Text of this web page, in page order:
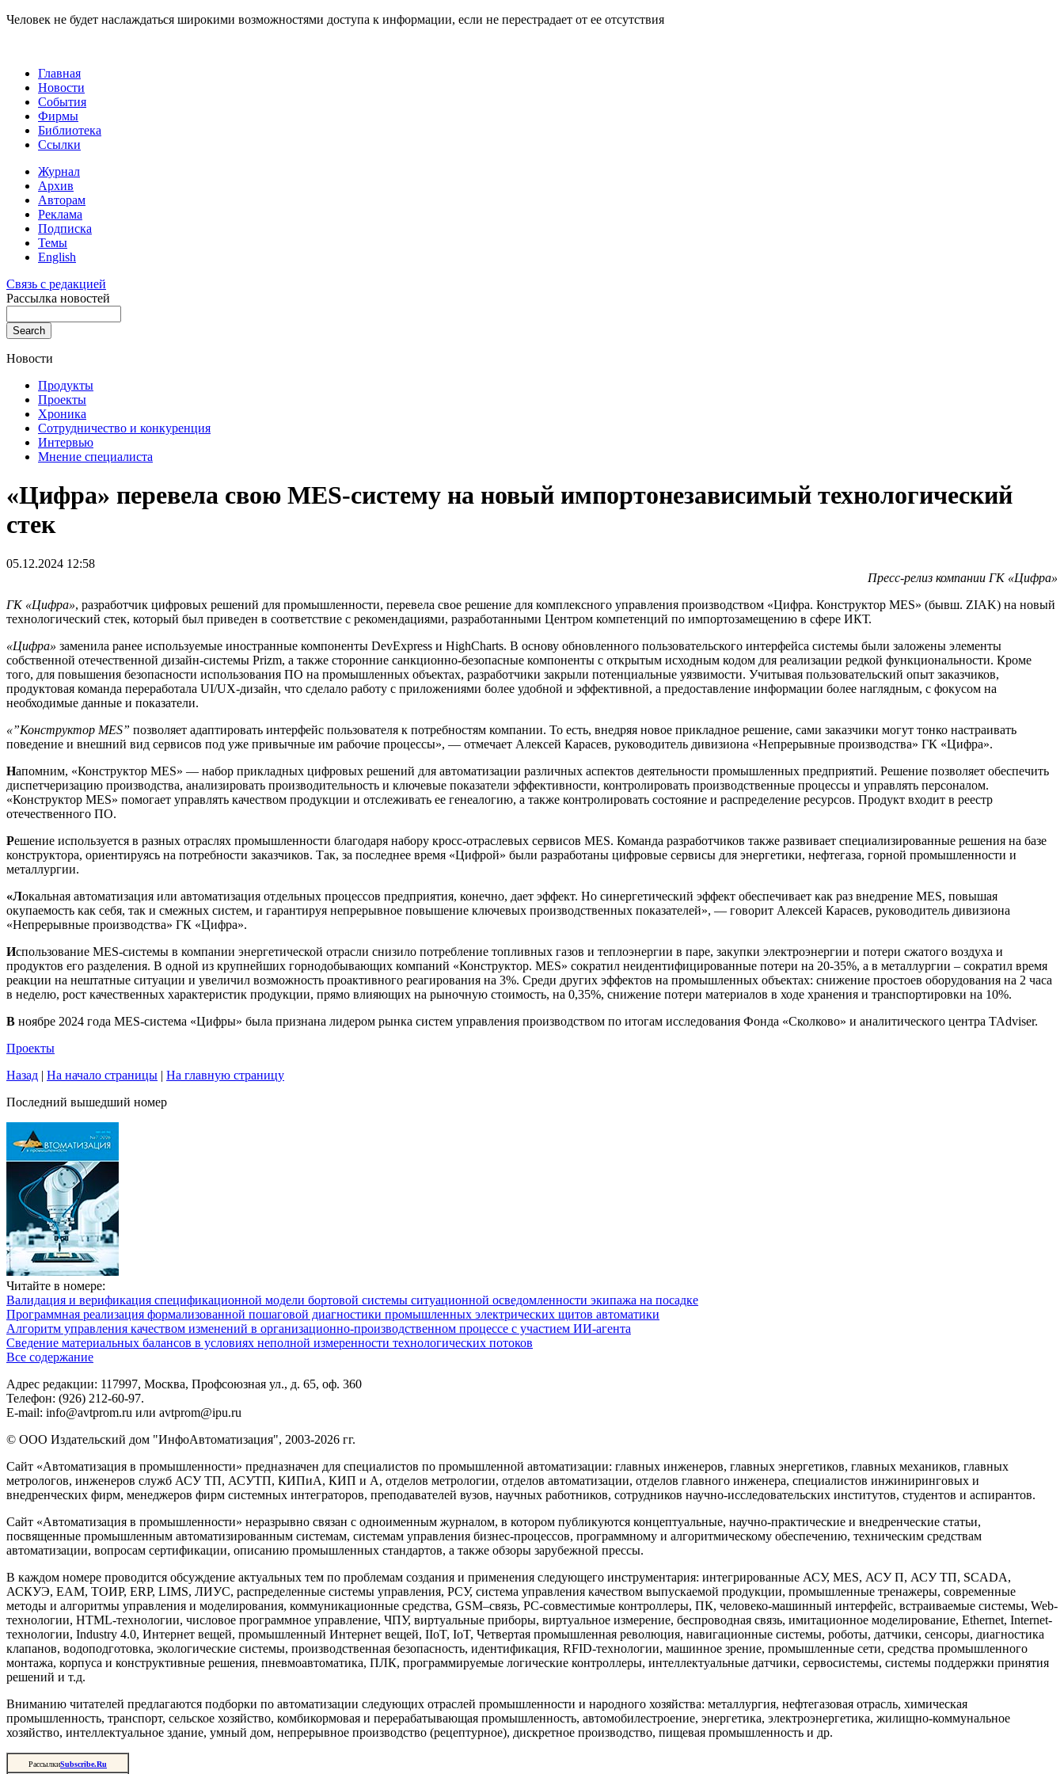
Человек не будет наслаждаться широкими возможностями доступа к информации, если не перестрадает от ее отсутствия
Главная
Новости
События
Фирмы
Библиотека
Ссылки
Журнал
Архив
Авторам
Реклама
Подписка
Темы
English
Связь с редакцией
Рассылка новостей
Новости
Продукты
Проекты
Хроника
Сотрудничество и конкуренция
Интервью
Мнение специалиста
«Цифра» перевела свою MES-систему на новый импортонезависимый технологический
стек
05.12.2024 12:58
Пресс-релиз компании ГК «Цифра»
ГК «Цифра», разработчик цифровых решений для промышленности, перевела свое решение для комплексного управления производством «Цифра. Конструктор MES» (бывш. ZIAK) на новый
технологический стек, который был приведен в соответствие с рекомендациями, разработанными Центром компетенций по импортозамещению в сфере ИКТ.
«Цифра» заменила ранее используемые иностранные компоненты DevExpress и HighCharts. В основу обновленного пользовательского интерфейса системы были заложены элементы
собственной отечественной дизайн-системы Prizm, а также сторонние санкционно-безопасные компоненты с открытым исходным кодом для реализации редкой функциональности. Кроме
того, для повышения безопасности использования ПО на промышленных объектах, разработчики закрыли потенциальные уязвимости. Учитывая пользовательский опыт заказчиков,
продуктовая команда переработала UI/UX-дизайн, что сделало работу с приложениями более удобной и эффективной, а предоставление информации более наглядным, с фокусом на
необходимые данные и показатели.
«”Конструктор MES” позволяет адаптировать интерфейс пользователя к потребностям компании. То есть, внедряя новое прикладное решение, сами заказчики могут тонко настраивать
поведение и внешний вид сервисов под уже привычные им рабочие процессы», — отмечает Алексей Карасев, руководитель дивизиона «Непрерывные производства» ГК «Цифра».
Напомним, «Конструктор MES» — набор прикладных цифровых решений для автоматизации различных аспектов деятельности промышленных предприятий. Решение позволяет обеспечить
диспетчеризацию производства, анализировать производительность и ключевые показатели эффективности, контролировать производственные процессы и управлять персоналом.
«Конструктор MES» помогает управлять качеством продукции и отслеживать ее генеалогию, а также контролировать состояние и распределение ресурсов. Продукт входит в реестр
отечественного ПО.
Решение используется в разных отраслях промышленности благодаря набору кросс-отраслевых сервисов MES. Команда разработчиков также развивает специализированные решения на базе
конструктора, ориентируясь на потребности заказчиков. Так, за последнее время «Цифрой» были разработаны цифровые сервисы для энергетики, нефтегаза, горной промышленности и
металлургии.
«Локальная автоматизация или автоматизация отдельных процессов предприятия, конечно, дает эффект. Но синергетический эффект обеспечивает как раз внедрение MES, повышая
окупаемость как себя, так и смежных систем, и гарантируя непрерывное повышение ключевых производственных показателей», — говорит Алексей Карасев, руководитель дивизиона
«Непрерывные производства» ГК «Цифра».
Использование MES-системы в компании энергетической отрасли снизило потребление топливных газов и теплоэнергии в паре, закупки электроэнергии и потери сжатого воздуха и
продуктов его разделения. В одной из крупнейших горнодобывающих компаний «Конструктор. MES» сократил неидентифицированные потери на 20-35%, а в металлургии – сократил время
реакции на нештатные ситуации и увеличил возможность проактивного реагирования на 3%. Среди других эффектов на промышленных объектах: снижение простоев оборудования на 2 часа
в неделю, рост качественных характеристик продукции, прямо влияющих на рыночную стоимость, на 0,35%, снижение потери материалов в ходе хранения и транспортировки на 10%.
В ноябре 2024 года MES-cистема «Цифры» была признана лидером рынка систем управления производством по итогам исследования Фонда «Сколково» и аналитического центра TAdviser.
Проекты
Назад | На начало страницы | На главную страницу
Последний вышедший номер
Читайте в номере:
Валидация и верификация спецификационной модели бортовой системы ситуационной осведомленности экипажа на посадке
Программная реализация формализованной пошаговой диагностики промышленных электрических щитов автоматики
Алгоритм управления качеством изменений в организационно-производственном процессе с участием ИИ-агента
Сведение материальных балансов в условиях неполной измеренности технологических потоков
Все содержание
Адрес редакции: 117997, Москва, Профсоюзная ул., д. 65, оф. 360
Телефон: (926) 212-60-97.
E-mail: info@avtprom.ru или avtprom@ipu.ru
© ООО Издательский дом "ИнфоАвтоматизация", 2003-2026 гг.
Сайт «Автоматизация в промышленности» предназначен для специалистов по промышленной автоматизации: главных инженеров, главных энергетиков, главных механиков, главных
метрологов, инженеров служб АСУ ТП, АСУТП, КИПиА, КИП и А, отделов метрологии, отделов автоматизации, отделов главного инженера, специалистов инжиниринговых и
внедренческих фирм, менеджеров фирм системных интеграторов, преподавателей вузов, научных работников, сотрудников научно-исследовательских институтов, студентов и аспирантов.
Сайт «Автоматизация в промышленности» неразрывно связан с одноименным журналом, в котором публикуются концептуальные, научно-практические и внедренческие статьи,
посвященные промышленным автоматизированным системам, системам управления бизнес-процессов, программному и алгоритмическому обеспечению, техническим средствам
автоматизации, вопросам сертификации, описанию промышленных стандартов, а также обзоры зарубежной прессы.
В каждом номере проводится обсуждение актуальных тем по проблемам создания и применения следующего инструментария: интегрированные АСУ, MES, АСУ П, АСУ ТП, SCADA,
АСКУЭ, EAM, ТОИР, ERP, LIMS, ЛИУС, распределенные системы управления, РСУ, система управления качеством выпускаемой продукции, промышленные тренажеры, современные
методы и алгоритмы управления и моделирования, коммуникационные средства, GSM–связь, РС-совместимые контроллеры, ПК, человеко-машинный интерфейс, встраиваемые системы, Web-
технологии, HTML-технологии, числовое программное управление, ЧПУ, виртуальные приборы, виртуальное измерение, беспроводная связь, имитационное моделирование, Ethernet, Internet-
технологии, Industry 4.0, Интернет вещей, промышленный Интернет вещей, IIoT, IoT, Четвертая промышленная революция, навигационные системы, роботы, датчики, сенсоры, диагностика
клапанов, водоподготовка, экологические системы, производственная безопасность, идентификация, RFID-технологии, машинное зрение, промышленные сети, средства промышленного
монтажа, корпуса и конструктивные решения, пневмоавтоматика, ПЛК, программируемые логические контроллеры, интеллектуальные датчики, сервосистемы, системы поддержки принятия
решений и т.д.
Вниманию читателей предлагаются подборки по автоматизации следующих отраслей промышленности и народного хозяйства: металлургия, нефтегазовая отрасль, химическая
промышленность, транспорт, сельское хозяйство, комбикормовая и перерабатывающая промышленность, автомобилестроение, энергетика, электроэнергетика, жилищно-коммунальное
хозяйство, интеллектуальное здание, умный дом, непрерывное производство (рецептурное), дискретное производство, пищевая промышленность и др.
РассылкиSubscribe.Ru